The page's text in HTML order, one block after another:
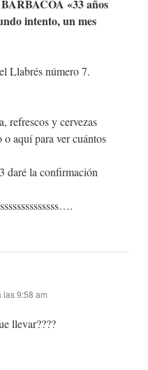
«33 años
intento, un mes
Llabrés número 7.
refrescos y cervezas
aquí para ver cuántos
daré la confirmación
las 9:58 am
llevar????